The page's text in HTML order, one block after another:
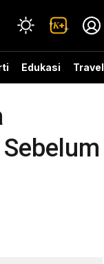
Edukasi Travel